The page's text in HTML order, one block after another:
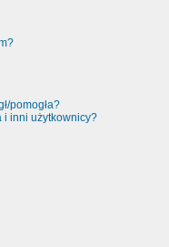
pomogła?
i inni użytkownicy?